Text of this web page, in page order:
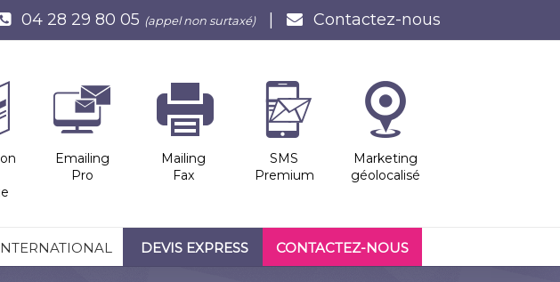
04 28 29 80 05 (appel non surtaxé) Contactez-nous
Emailing
Pro
Mailing
Fax
SMS
Premium
Marketing
géolocalisé
DEVIS EXPRESS CONTACTEZ-NOUS